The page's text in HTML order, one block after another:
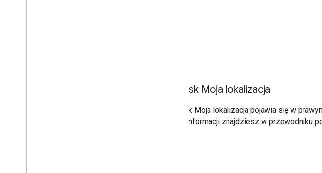
Przycisk Moja lokalizacja
Przycisk Moja lokalizacja pojawia się w
Więcej informacji znajdziesz w przewodniku